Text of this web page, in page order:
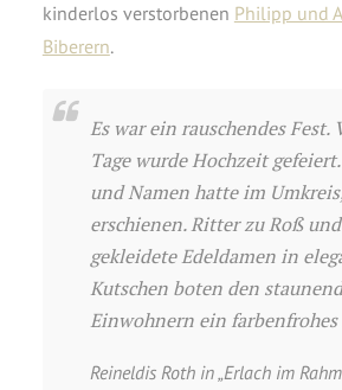
kinderlos verstorbenen Philipp und
Biberern.
Es war ein rauschendes Fest.
Tage wurde Hochzeit gefeiert.
und Namen hatte im
erschienen. Ritter zu Roß
gekleidete Edeldamen in
Kutschen boten den
Einwohnern ein
Reineldis Roth in „Erlach im